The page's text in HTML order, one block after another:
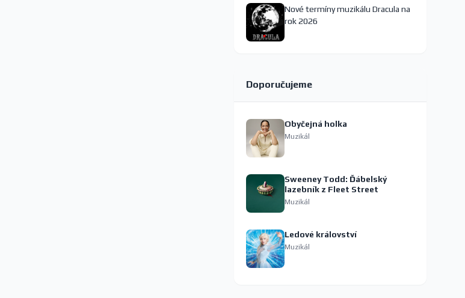
Nové termíny muzikálu Dracula na
rok 2026
Doporučujeme
Obyčejná holka
Muzikál
Sweeney Todd: Ďábelský
lazebník z Fleet Street
Muzikál
Ledové království
Muzikál